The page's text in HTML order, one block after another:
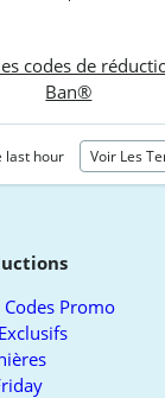
codes de
Ban®
last hour Voir Les
Promo